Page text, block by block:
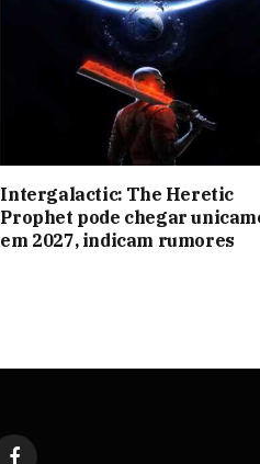
Intergalactic: The Heretic
Prophet pode chegar
em 2027, indicam rumores